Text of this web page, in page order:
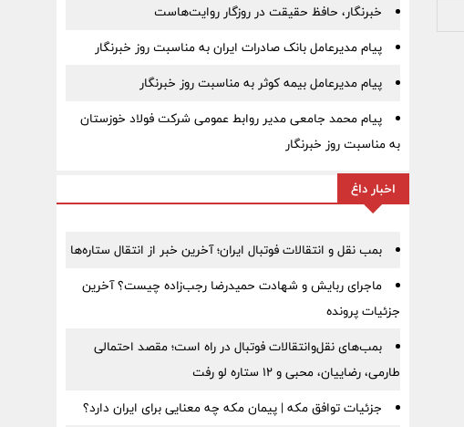
خبرنگار، حافظ حقیقت در روزگار روایت‌هاست
پیام مدیرعامل بانک صادرات ایران به مناسبت روز خبرنگار
پیام مدیرعامل بیمه کوثر به مناسبت روز خبرنگار
پیام محمد جامعی مدیر روابط عمومی شرکت فولاد خوزستان
به مناسبت روز خبرنگار
اخبار داغ
بمب نقل‌ و انتقالات فوتبال ایران؛ آخرین خبر از انتقال ستاره‌ها
ماجرای ربایش و شهادت حمیدرضا رجب‌زاده چیست؟ آخرین
جزئیات پرونده
بمب‌های نقل‌وانتقالات فوتبال در راه است؛ مقصد احتمالی
طارمی، رضاییان، محبی و ۱۲ ستاره لو رفت
جزئیات توافق مکه | پیمان مکه چه معنایی برای ایران دارد؟